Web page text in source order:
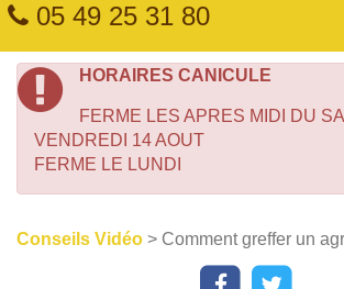
05 49 25 31 80
HORAIRES CANICULE
FERME LES APRES MIDI DU
VENDREDI 14 AOUT
FERME LE LUNDI
Conseils Vidéo > Comment greffer un